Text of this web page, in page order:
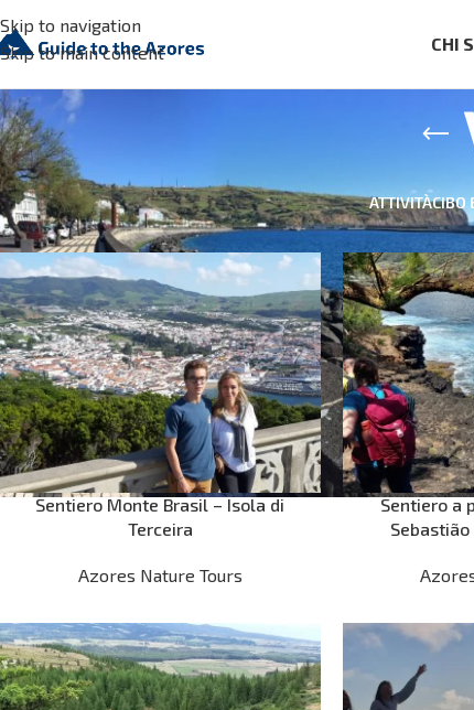
Skip to navigation
Skip to main content
CHI
ATTIVITÀCIBO
Sentiero Monte Brasil – Isola di
Terceira
Azores Nature Tours
Sentiero a